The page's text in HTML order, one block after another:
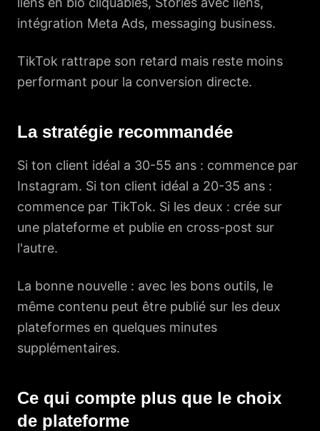
intégration Meta Ads, messaging business.
TikTok rattrape son retard mais reste moins
performant pour la conversion directe.
La stratégie recommandée
Si ton client idéal a 30-55 ans : commence par
Instagram. Si ton client idéal a 20-35 ans :
commence par TikTok. Si les deux : crée sur
une plateforme et publie en cross-post sur
l'autre.
La bonne nouvelle : avec les bons outils, le
même contenu peut être publié sur les deux
plateformes en quelques minutes
supplémentaires.
Ce qui compte plus que le choix
de plateforme